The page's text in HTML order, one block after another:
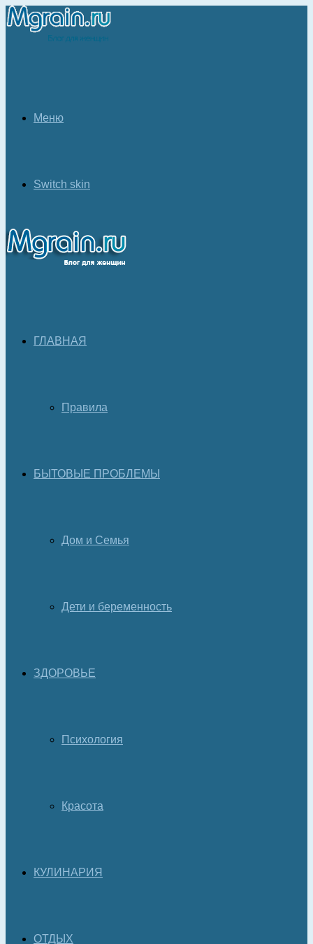
Меню
Switch skin
ГЛАВНАЯ
Правила
БЫТОВЫЕ ПРОБЛЕМЫ
Дом и Семья
Дети и беременность
ЗДОРОВЬЕ
Психология
Красота
КУЛИНАРИЯ
ОТДЫХ